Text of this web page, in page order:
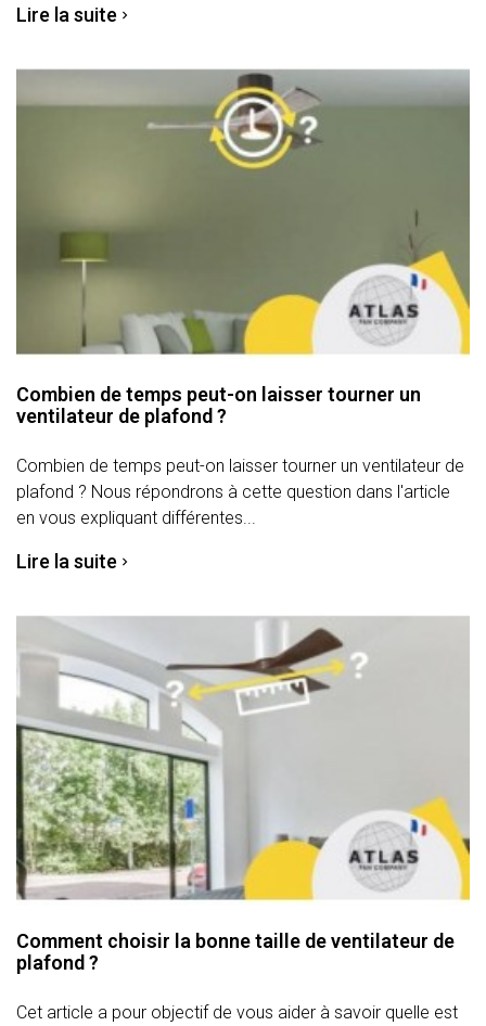
Lire la suite
Combien de temps peut-on laisser tourner un
ventilateur de plafond ?
Combien de temps peut-on laisser tourner un ventilateur de
plafond ? Nous répondrons à cette question dans l'article
en vous expliquant différentes...
Lire la suite
Comment choisir la bonne taille de ventilateur de
plafond ?
Cet article a pour objectif de vous aider à savoir quelle est